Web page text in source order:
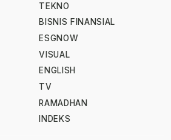
TEKNO
BISNIS FINANSIAL
ESGNOW
VISUAL
ENGLISH
TV
RAMADHAN
INDEKS